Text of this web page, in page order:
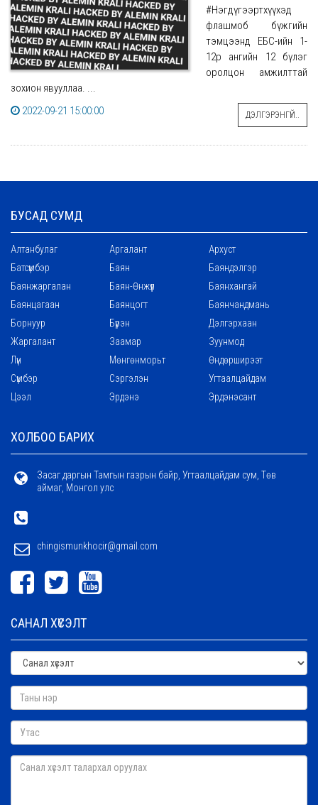
#Нэгдүгээртхүүхэд
флашмоб бүжгийн
тэмцээнд ЕБС-ийн 1-
12р ангийн 12 бүлэг
оролцон амжилттай
зохион явууллаа. ...
2022-09-21 15:00:00
ДЭЛГЭРЭНГҮЙ..
БУСАД СУМД
Алтанбулаг Аргалант
Архуст
Батсүмбэр
Баян
Баяндэлгэр
Баянжаргалан
Баян-Өнжүүл
Баянхангай
Баянцагаан
Баянцогт
Баянчандмань
Борнуур
Бүрэн
Дэлгэрхаан
Жаргалант
Заамар
Зуунмод
Лүн
Мөнгөнморьт
Өндөрширээт
Сүмбэр
Сэргэлэн
Угтаалцайдам
Цээл
Эрдэнэ Эрдэнэсант
ХОЛБОО БАРИХ
Засаг даргын Тамгын газрын байр, Угтаалцайдам сум, Төв
аймаг, Монгол улс
chingismunkhocir@gmail.com
САНАЛ ХҮСЭЛТ